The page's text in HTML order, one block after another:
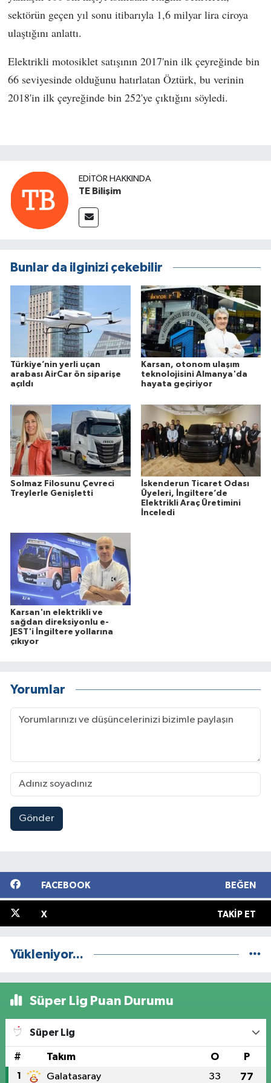
sektörün geçen yıl sonu itibarıyla 1,6 milyar lira ciroya
ulaştığını anlattı.
Elektrikli motosiklet satışının 2017'nin ilk çeyreğinde bin
66 seviyesinde olduğunu hatırlatan Öztürk, bu verinin
2018'in ilk çeyreğinde bin 252'ye çıktığını söyledi.
EDITÖR HAKKINDA
TE Bilişim
Bunlar da ilginizi çekebilir
Türkiye’nin yerli uçan
arabası AirCar ön siparişe
açıldı
Karsan, otonom ulaşım
teknolojisini Almanya'da
hayata geçiriyor
Solmaz Filosunu Çevreci
Treylerle Genişletti
İskenderun Ticaret Odası
Üyeleri, İngiltere’de
Elektrikli Araç Üretimini
İnceledi
Karsan'ın elektrikli ve
sağdan direksiyonlu e-
JEST'i İngiltere yollarına
çıkıyor
Yorumlar
Gönder
FACEBOOK BEĞEN
X TAKIP ET
Yükleniyor...
Süper Lig Puan Durumu
Süper Lig
# Takım O P
1 Galatasaray 33 77